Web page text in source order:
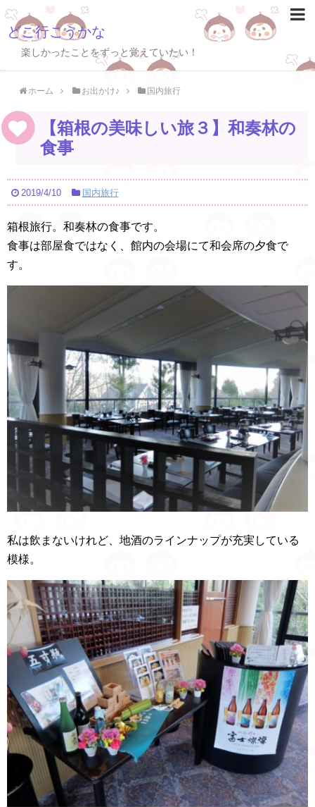
どこ行こうかな
楽しかったことをずっと覚えていたい！
ホーム お出かけ♪ 国内旅行
【箱根の美味しい旅３】和奏林の
食事
2019/4/10 国内旅行
箱根旅行。和奏林の食事です。
食事は部屋食ではなく、館内の会場にて和会席の夕食で
す。
私は飲まないけれど、地酒のラインナップが充実している
模様。